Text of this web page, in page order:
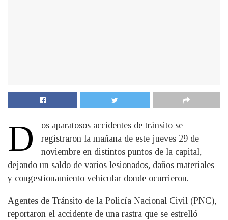
D
os aparatosos accidentes de tránsito se
registraron la mañana de este jueves 29 de
noviembre en distintos puntos de la capital,
dejando un saldo de varios lesionados, daños materiales
y congestionamiento vehicular donde ocurrieron.
Agentes de Tránsito de la Policía Nacional Civil (PNC),
reportaron el accidente de una rastra que se estrelló